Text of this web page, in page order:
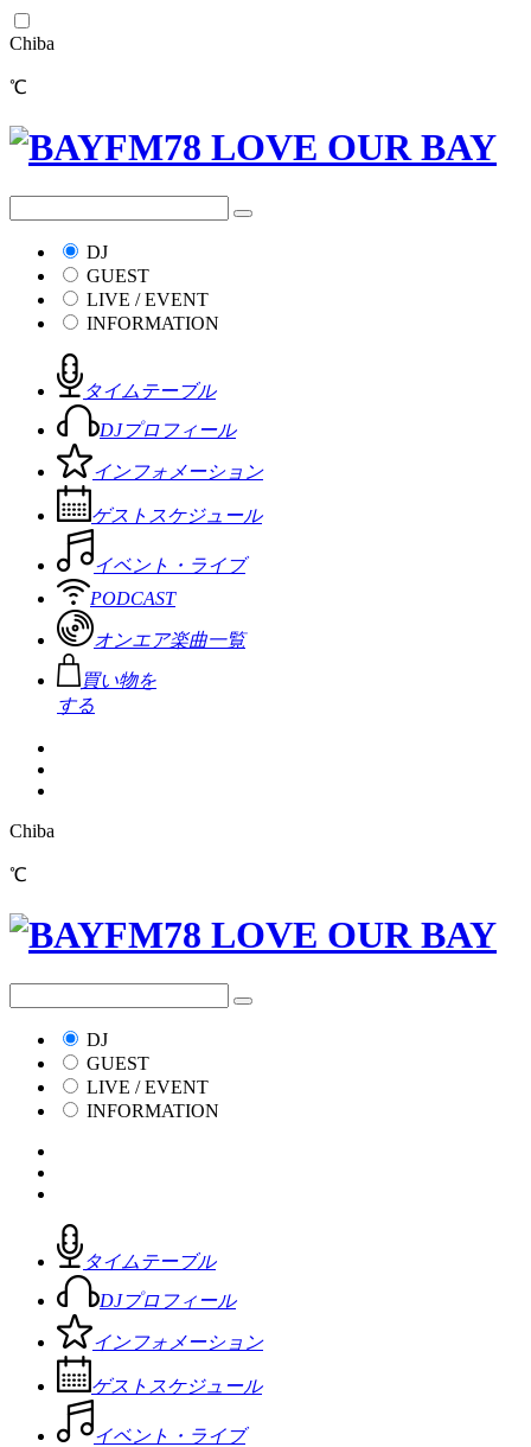
Chiba
℃
DJ
GUEST
LIVE / EVENT
INFORMATION
タイムテーブル
DJプロフィール
インフォメーション
ゲストスケジュール
イベント・ライブ
PODCAST
オンエア楽曲一覧
買い物を
する
Chiba
℃
DJ
GUEST
LIVE / EVENT
INFORMATION
タイムテーブル
DJプロフィール
インフォメーション
ゲストスケジュール
イベント・ライブ